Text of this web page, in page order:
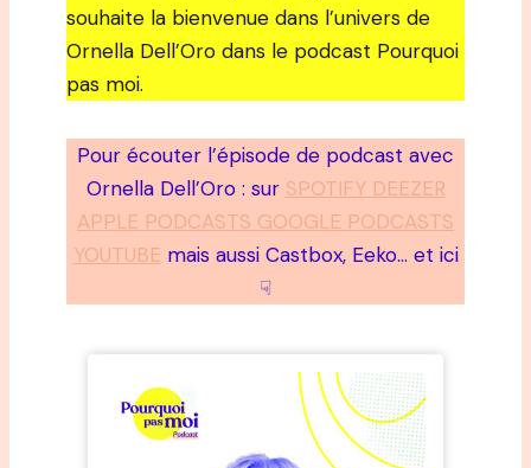
souhaite la bienvenue dans l’univers de
Ornella Dell’Oro dans le podcast Pourquoi
pas moi.
Pour écouter l’épisode de podcast avec
Ornella Dell’Oro : sur SPOTIFY DEEZER
APPLE PODCASTS GOOGLE PODCASTS
YOUTUBE mais aussi Castbox, Eeko… et ici
☟